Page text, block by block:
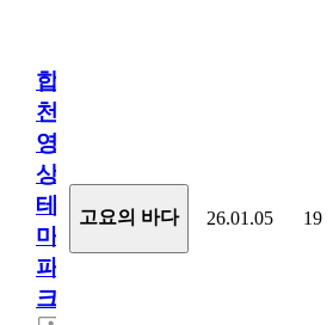
합
천
영
상
테
마
파
크
고요의 바다 26.01.05 19